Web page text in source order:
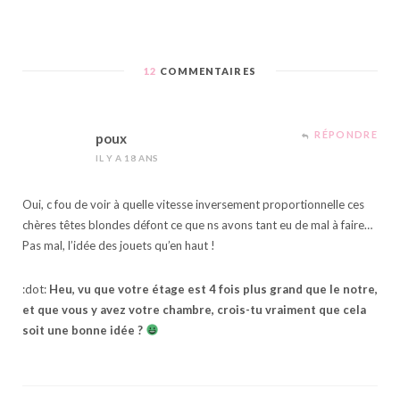
12 COMMENTAIRES
poux
IL Y A 18 ANS
RÉPONDRE
Oui, c fou de voir à quelle vitesse inversement proportionnelle ces
chères têtes blondes défont ce que ns avons tant eu de mal à faire…
Pas mal, l’idée des jouets qu’en haut !
:dot: Heu, vu que votre étage est 4 fois plus grand que le notre,
et que vous y avez votre chambre, crois-tu vraiment que cela
soit une bonne idée ?